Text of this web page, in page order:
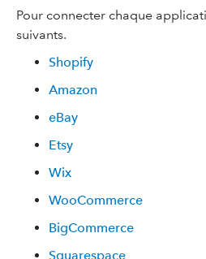
Pour connecter chaque
suivants.
Shopify
Amazon
eBay
Etsy
Wix
WooCommerce
BigCommerce
Squarespace